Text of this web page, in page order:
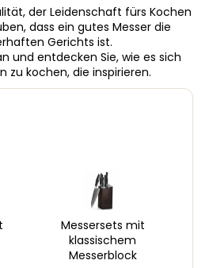
der Leidenschaft fürs Kochen
dass ein gutes Messer die
Gerichts ist.
und entdecken Sie, wie es sich
zu kochen, die inspirieren.
Messersets mit
klassischem
Messerblock